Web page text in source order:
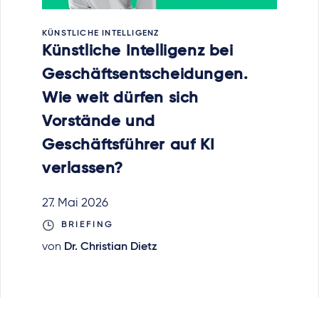
KÜNSTLICHE INTELLIGENZ
Künstliche Intelligenz bei
Geschäftsentscheidungen.
Wie weit dürfen sich
Vorstände und
Geschäftsführer auf KI
verlassen?
27. Mai 2026
BRIEFING
von Dr. Christian Dietz